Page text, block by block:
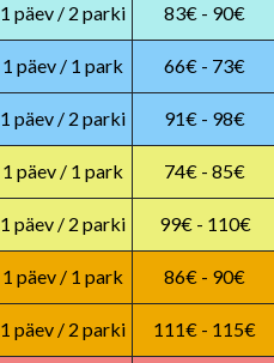
1 päev / 2 parki 83€ - 90€
1 päev / 1 park 66€ - 73€
1 päev / 2 parki 91€ - 98€
1 päev / 1 park 74€ - 85€
1 päev / 2 parki 99€ - 110€
1 päev / 1 park 86€ - 90€
1 päev / 2 parki 111€ - 115€